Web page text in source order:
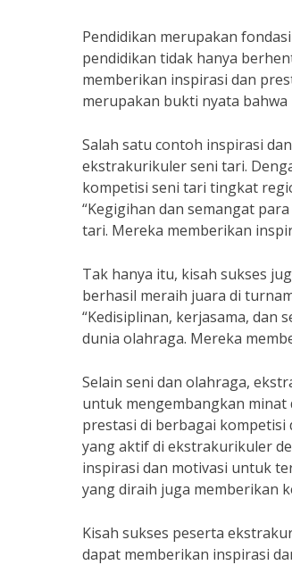
Pendidikan merupakan
pendidikan tidak hanya
memberikan inspirasi dan
merupakan bukti nyata
Salah satu contoh inspirasi
ekstrakurikuler seni tari.
kompetisi seni tari tingkat
“Kegigihan dan semangat
tari. Mereka memberikan
Tak hanya itu, kisah sukses
berhasil meraih juara di
“Kedisiplinan, kerjasama, dan
dunia olahraga. Mereka
Selain seni dan olahraga,
untuk mengembangkan
prestasi di berbagai kompetisi
yang aktif di ekstrakurikuler
inspirasi dan motivasi untuk
yang diraih juga memberikan
Kisah sukses peserta
dapat memberikan inspirasi